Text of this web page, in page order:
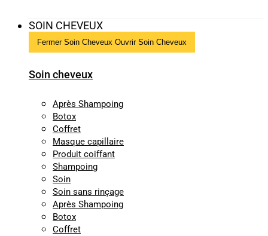
SOIN CHEVEUX
Fermer Soin Cheveux Ouvrir Soin Cheveux
Soin cheveux
Après Shampoing
Botox
Coffret
Masque capillaire
Produit coiffant
Shampoing
Soin
Soin sans rinçage
Après Shampoing
Botox
Coffret